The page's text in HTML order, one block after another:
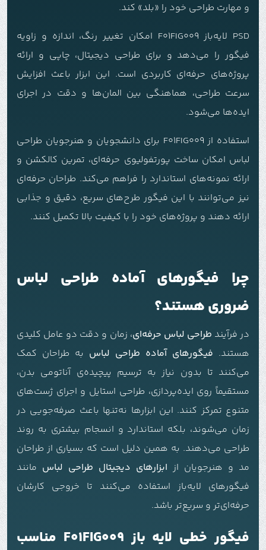
و مهارت طراحی خود را «بلد» کند.
PSD لایه‌باز F01FIG009 امکان تغییر رنگ، اندازه و زاویه
فیگور را می‌دهد و برای طراحی دیجیتال، چاپی و ارائه
پروژه‌های حرفه‌ای کاربردی است. این ابزار باعث افزایش
سرعت طراحی، هماهنگی بین المان‌ها و دقت در اجرای
ایده‌ها می‌شود.
استفاده از F01FIG009 برای دانشجویان و هنرجویان طراحی
لباس امکان ساخت پورتفولیوی حرفه‌ای، تمرین کالکشن و
ارائه نمونه‌های استاندارد را فراهم می‌کند. طراحان حرفه‌ای
نیز می‌توانند با این فیگور طرح‌های سریع، دقیق و جذابی
ارائه دهند و پروژه‌های خود را با کیفیت بالا تکمیل کنند.
چرا فیگورهای آماده طراحی لباس
ضروری هستند؟
در فرآیند طراحی لباس حرفه‌ای، زمان و دقت دو عامل کلیدی
هستند. فیگورهای آماده طراحی لباس به طراحان کمک
می‌کنند تا بدون نیاز به ترسیم پیچیده‌ی آناتومی بدن،
مستقیماً روی ایده‌پردازی، طراحی استایل و اجرای ژست‌های
متنوع تمرکز کنند. این ابزارها نه‌تنها باعث صرفه‌جویی در
زمان می‌شوند، بلکه استاندارد و انسجام بیشتری به روند
طراحی می‌دهند. به همین دلیل است که بسیاری از طراحان
مد و هنرجویان از ابزارهای دیجیتال طراحی لباس مانند
فیگورهای لایه‌باز استفاده می‌کنند تا خروجی کارشان
حرفه‌ای‌تر و سریع‌تر باشد.
فیگور خطی لایه باز F01FIG009 مناسب